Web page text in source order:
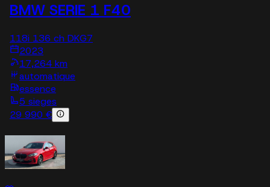
BMW SERIE 1 F40
118i 136 ch DKG7
2023
17,264 km
automatique
essence
5 sieges
29 990 €